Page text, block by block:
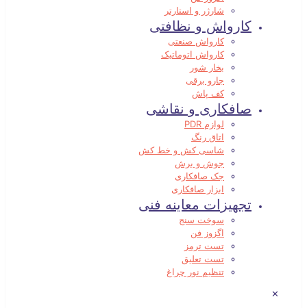
شارژر و استارتر
کارواش و نظافتی
کارواش صنعتی
کارواش اتوماتیک
بخار شور
جارو برقی
کف پاش
صافکاری و نقاشی
لوازم PDR
اتاق رنگ
شاسی کش و خط کش
جوش و برش
جک صافکاری
ابزار صافکاری
تجهیزات معاینه فنی
سوخت سنج
اگزوز فن
تست ترمز
تست تعلیق
تنظیم نور چراغ
✕